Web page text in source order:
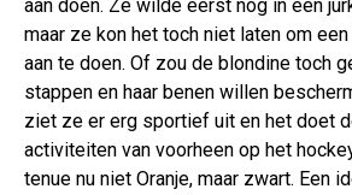
aan doen. Ze wilde eerst nog in een
maar ze kon het toch niet laten om
aan te doen. Of zou de blondine toch
stappen en haar benen willen
ziet ze er erg sportief uit en het doet
activiteiten van voorheen op het
tenue nu niet Oranje, maar zwart. Een